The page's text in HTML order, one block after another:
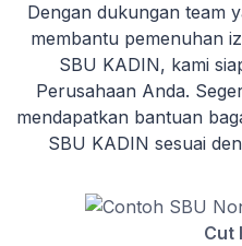
Dengan dukungan team
membantu pemenuhan
SBU KADIN, kami
Perusahaan Anda.
mendapatkan bantuan
SBU KADIN sesuai
Cut